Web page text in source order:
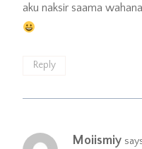
aku naksir saama
Reply
Moiismiy